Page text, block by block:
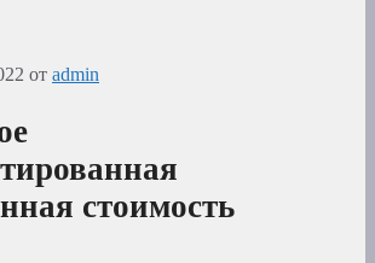
от admin
стоимость